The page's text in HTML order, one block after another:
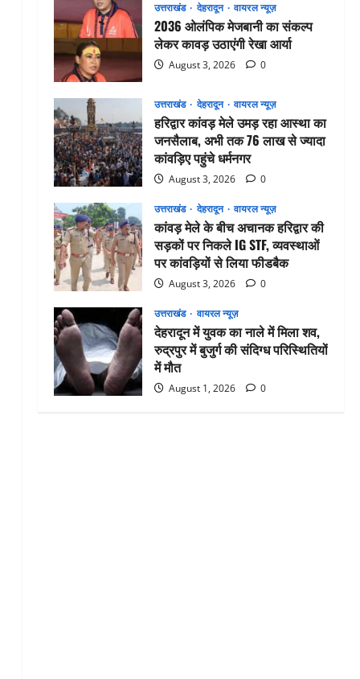
उत्तराखंड देहरादून वायरल न्यूज़
2036 ओलंपिक मेजबानी का संकल्प
लेकर कावड़ उठाएंगी रेखा आर्या
August 3, 2026 0
उत्तराखंड देहरादून वायरल न्यूज़
हरिद्वार कांवड़ मेले उमड़ रहा आस्था का
जनसैलाब, अभी तक 76 लाख से ज्यादा
कांवड़िए पहुंचे धर्मनगर
August 3, 2026 0
उत्तराखंड देहरादून वायरल न्यूज़
कांवड़ मेले के बीच अचानक हरिद्वार की
सड़कों पर निकले IG STF, व्यवस्थाओं
पर कांवड़ियों से लिया फीडबैक
August 3, 2026 0
उत्तराखंड वायरल न्यूज़
देहरादून में युवक का नाले में मिला शव,
रुद्रपुर में बुजुर्ग की संदिग्ध परिस्थितियों
में मौत
August 1, 2026 0